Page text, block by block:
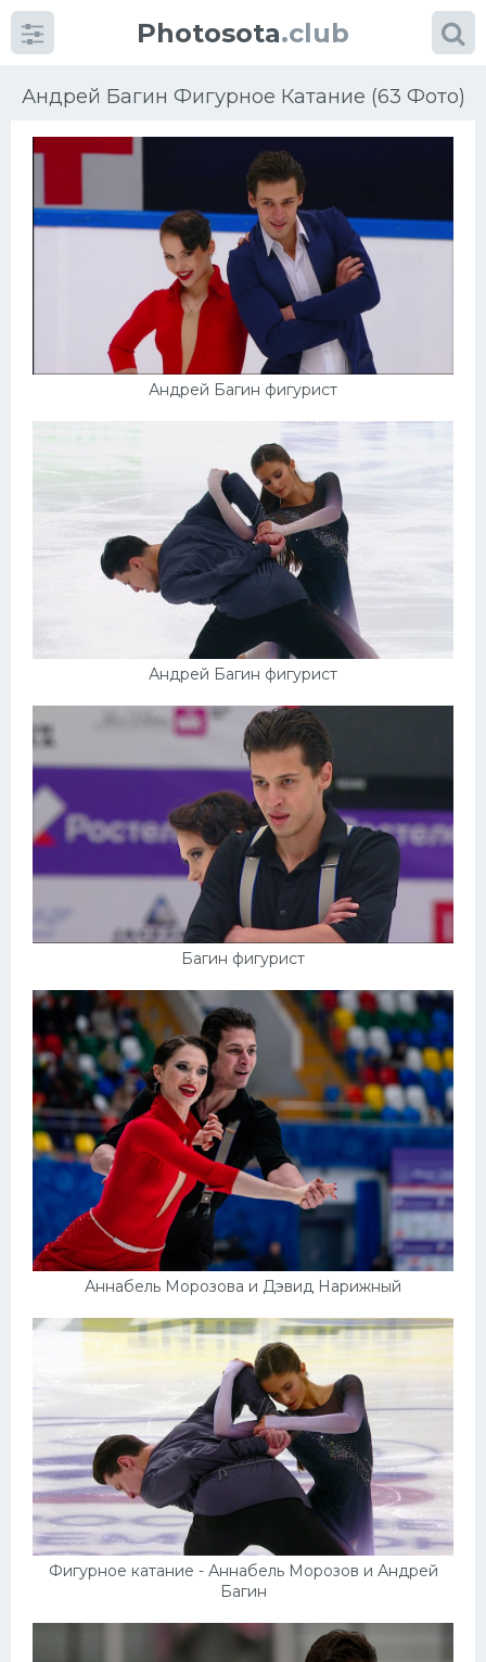
Photosota.club
Андрей Багин Фигурное Катание (63 Фото)
Андрей Багин фигурист
Андрей Багин фигурист
Багин фигурист
Аннабель Морозова и Дэвид Нарижный
Фигурное катание - Аннабель Морозов и Андрей
Багин
КатегорииФото
Еще картинки...
Конькобежный спорт
Тренажеры
Интерьер квартиры